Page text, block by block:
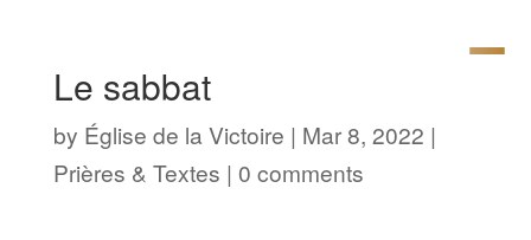
Le sabbat
by Église de la Victoire | Mar 8, 2022 |
Prières & Textes | 0 comments